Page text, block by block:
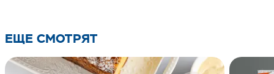
ЕЩЕ СМОТРЯТ